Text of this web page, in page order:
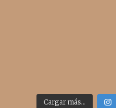
Cargar más...